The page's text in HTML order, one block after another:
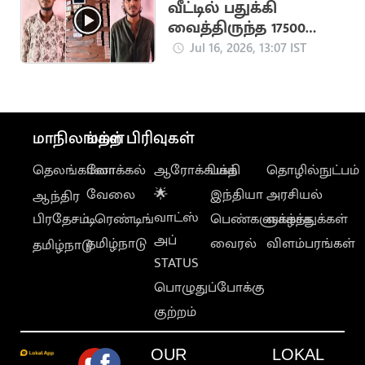
வீட்டில் பதுக்கி
வைத்திருந்த 17500
போதை மாத்திரைகள்
Jul 16, 2026, 13:07 IST
மாநிலங்கள்
தெலங்கானா
ஆந்திர
பிரதேசம்
தமிழ்நாடு
மற்ற பிரிவுகள்
லோக்கல்
வேலை
டிரெண்டிங்
தமிழ்நாடு
ஆரோக்கியம்
🌟
வாட்ஸ்
அப்
STATUS
பொழுதுப்போக்கு
குற்றம்
பக்தி
இந்தியா
பெண்களுக்காக
வைரல்
தொழில்நுட்பம்
அரசியல்
வாழ்த்துக்கள்
விளம்பரங்கள்
OUR LOKAL